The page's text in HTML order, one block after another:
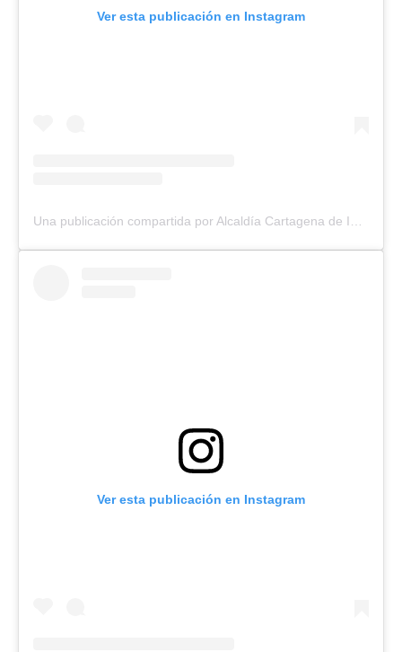
Ver esta publicación en Instagram
Una publicación compartida por Alcaldía Cartagena de Indias (@alcaldiacartagena)
Ver esta publicación en Instagram